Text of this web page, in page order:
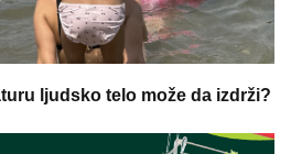
ljudsko telo može da izdrži?